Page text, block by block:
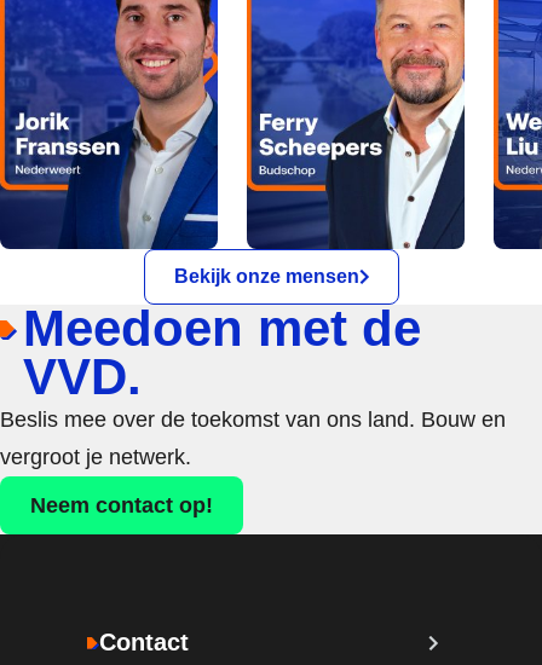
Bekijk onze mensen
Meedoen met de
VVD.
Beslis mee over de toekomst van ons land. Bouw en
vergroot je netwerk.
Neem contact op!
Contact